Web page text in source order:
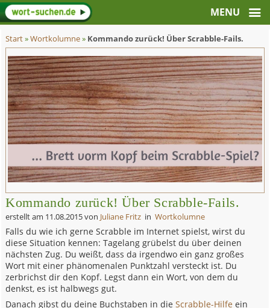
Start»Wortkolumne» Kommando zurück! Über Scrabble-Fails.
Kommando zurück! Über Scrabble-Fails.
erstellt am 11.08.2015von Juliane Fritz inWortkolumne
Falls du wie ich gerne Scrabble im Internet spielst, wirst du
diese Situation kennen: Tagelang grübelst du über deinen
nächsten Zug. Du weißt, dass da irgendwo ein ganz großes
Wort mit einer phänomenalen Punktzahl versteckt ist. Du
zerbrichst dir den Kopf. Legst dann ein Wort, von dem du
denkst, es ist halbwegs gut.
Danach gibst du deine Buchstaben in dieScrabble-Hilfe ein